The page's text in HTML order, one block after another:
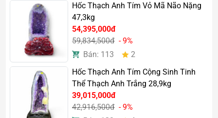
Hốc Đá Thạch Anh Tím Vỏ Mã Não 15kg
những dòng sản phẩm cao cấp được yêu thích tại
Phong Thủy Minh Anh. Với sự kết hợp độc đáo giữa
thạch anh tím sắc sảo và lớp vỏ mã não tự nhiên đầy
nghệ thuật, sản phẩm không chỉ là vật phẩm phong thủy
có giá trị năng lượng cao mà còn là điểm nhấn ấn tượng
cho không gian sống hiện đại.
💎Điểm Đặc Biệt Của Sản
Hốc Thạch Anh Tím Vỏ Mã Não Nặng
47,3kg
54,395,000đ
59,834,500đ - 9%
Bán: 113
2
Hốc Thạch Anh Tím Cộng Sinh Tinh
Thể Thạch Anh Trắng 28,9kg
39,015,000đ
42,916,500đ - 9%